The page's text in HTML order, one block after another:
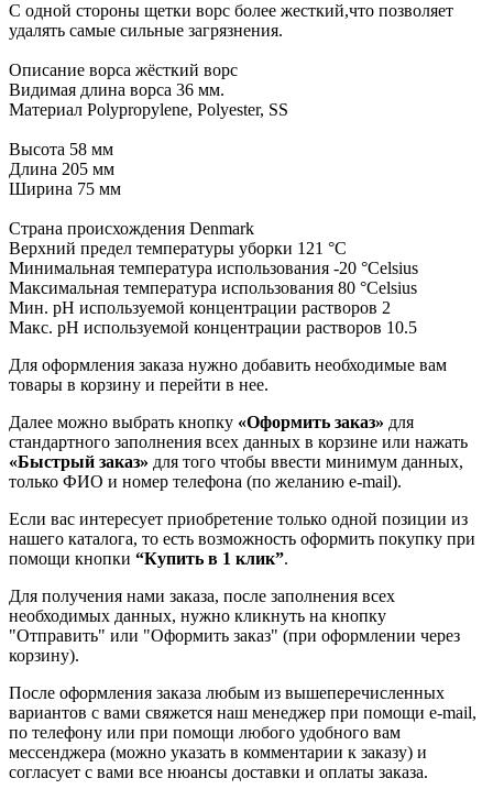
С одной стороны щетки ворс более жесткий,что позволяет
удалять самые сильные загрязнения.
Описание ворса жёсткий ворс
Видимая длина ворса 36 мм.
Материал Polypropylene, Polyester, SS
Высота 58 мм
Длина 205 мм
Ширина 75 мм
Страна происхождения Denmark
Верхний предел температуры уборки 121 °С
Минимальная температура использования -20 °Celsius
Максимальная температура использования 80 °Celsius
Мин. pH используемой концентрации растворов 2
Макс. pH используемой концентрации растворов 10.5
Для оформления заказа нужно добавить необходимые вам
товары в корзину и перейти в нее.
Далее можно выбрать кнопку «Оформить заказ» для
стандартного заполнения всех данных в корзине или нажать
«Быстрый заказ» для того чтобы ввести минимум данных,
только ФИО и номер телефона (по желанию e-mail).
Если вас интересует приобретение только одной позиции из
нашего каталога, то есть возможность оформить покупку при
помощи кнопки “Купить в 1 клик”.
Для получения нами заказа, после заполнения всех
необходимых данных, нужно кликнуть на кнопку
"Отправить" или "Оформить заказ" (при оформлении через
корзину).
После оформления заказа любым из вышеперечисленных
вариантов с вами свяжется наш менеджер при помощи e-mail,
по телефону или при помощи любого удобного вам
мессенджера (можно указать в комментарии к заказу) и
согласует с вами все нюансы доставки и оплаты заказа.